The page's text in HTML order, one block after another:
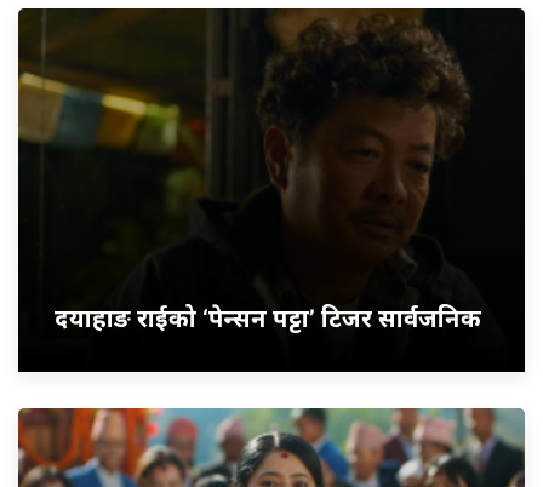
दयाहाङ राईको ‘पेन्सन पट्टा’ टिजर सार्वजनिक